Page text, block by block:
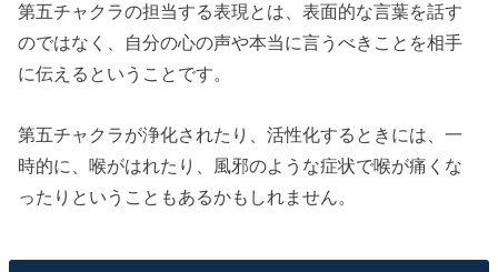
第五チャクラの担当する表現とは、表面的な言葉を話す
のではなく、自分の心の声や本当に言うべきことを相手
に伝えるということです。
第五チャクラが浄化されたり、活性化するときには、一
時的に、喉がはれたり、風邪のような症状で喉が痛くな
ったりということもあるかもしれません。